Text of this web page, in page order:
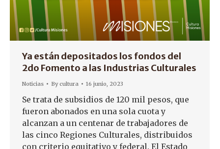
Ya están depositados los fondos del
2do Fomento a las Industrias Culturales
Noticias Bycultura 16 junio, 2023
Se trata de subsidios de 120 mil pesos, que
fueron abonados en una sola cuota y
alcanzan a un centenar de trabajadores de
las cinco Regiones Culturales, distribuidos
con criterio equitativo y federal. El Estado